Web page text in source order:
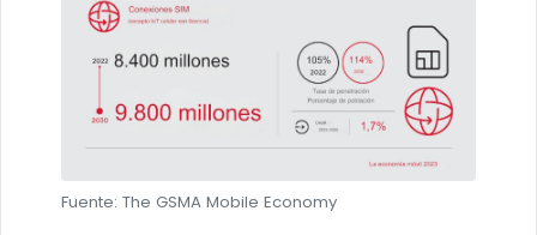
Fuente: The GSMA Mobile Economy